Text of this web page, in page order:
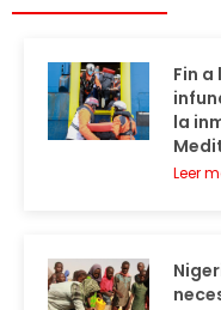
Fin
la
Leer